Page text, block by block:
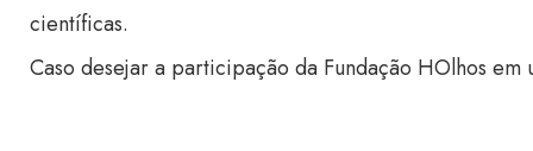
científicas.
Caso desejar a participação da Fundação HOlhos